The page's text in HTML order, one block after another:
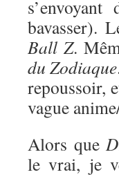
bavasser).
Ball Z.
du Zodiaque
repoussoir,
vague
Alors que
le vrai, je